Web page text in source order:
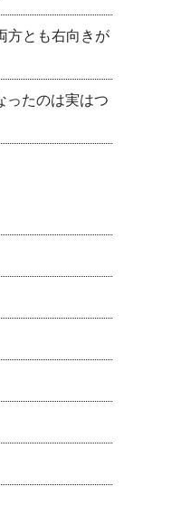
方とも右向きが
ったのは実はつ